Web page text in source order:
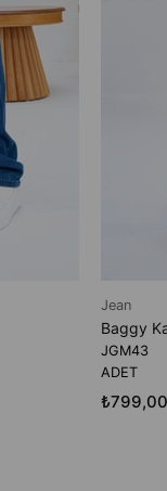
Jean
Baggy
JGM43
ADET
₺799,00